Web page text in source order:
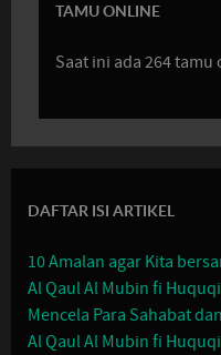
TAMU ONLINE
Saat ini ada 264 tamu
DAFTAR ISI ARTIKEL
Al Qaul Al Mubin fi
Mencela Para Sahabat
Al Qaul Al Mubin fi